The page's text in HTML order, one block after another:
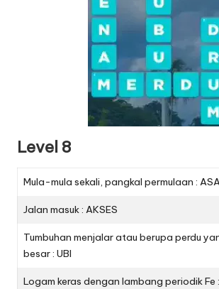
Level 8
Mula-mula sekali, pangkal permulaan :
Jalan masuk : AKSES
Tumbuhan menjalar atau berupa perdu
besar : UBI
Logam keras dengan lambang periodik Fe :